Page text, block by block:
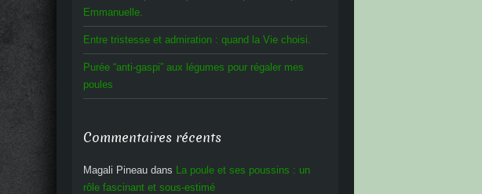
Emmanuelle.
Entre tristesse et admiration : quand la Vie choisi.
Purée “anti-gaspi” aux légumes pour régaler mes
poules
Commentaires récents
Magali Pineau dans La poule et ses poussins : un
rôle fascinant et sous-estimé